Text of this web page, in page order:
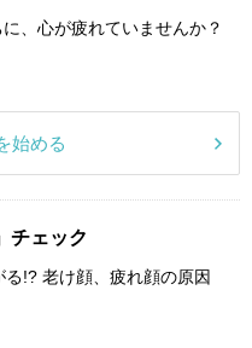
、心が疲れていませんか？
始める
チェック
!? 老け顔、疲れ顔の原因